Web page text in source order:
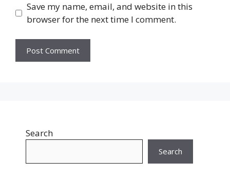
Save my name, email, and website in this
browser for the next time I comment.
Search
Search